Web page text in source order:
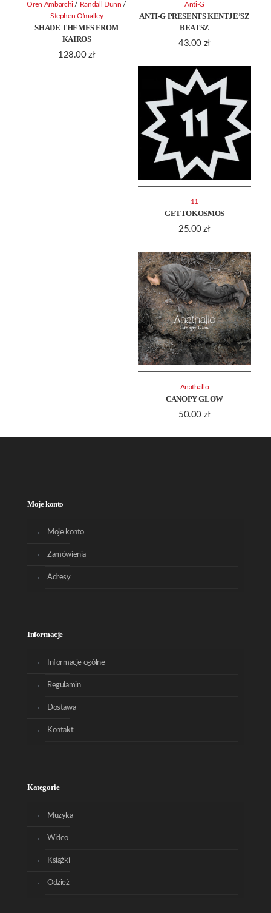
SHADE THEMES FROM
KAIROS
128.00 zł
Oren Ambarchi / Randall Dunn /
Stephen O'malley
ANTI-G PRESENTS KENTJE’SZ
BEATSZ
43.00 zł
Anti-G
GETTOKOSMOS
25.00zł
11
CANOPY GLOW
50.00 zł
Anathallo
Moje konto
Moje konto
Zamówienia
Adresy
Informacje
Informacje ogólne
Regulamin
Dostawa
Kontakt
Kategorie
Muzyka
Wideo
Książki
Odzież